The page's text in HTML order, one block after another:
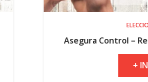
Control – Resultados electorales